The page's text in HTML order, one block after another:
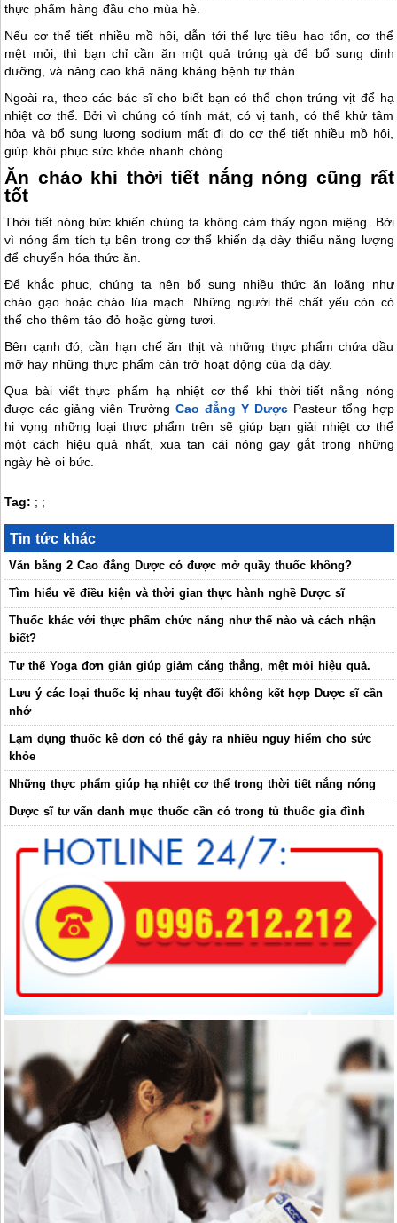
thực phẩm hàng đầu cho mùa hè.
Nếu cơ thể tiết nhiều mồ hôi, dẫn tới thể lực tiêu hao tổn, cơ thể
mệt mỏi, thì bạn chỉ cần ăn một quả trứng gà để bổ sung dinh
dưỡng, và nâng cao khả năng kháng bệnh tự thân.
Ngoài ra, theo các bác sĩ cho biết bạn có thể chọn trứng vịt để hạ
nhiệt cơ thể. Bởi vì chúng có tính mát, có vị tanh, có thể khử tâm
hỏa và bổ sung lượng sodium mất đi do cơ thể tiết nhiều mồ hôi,
giúp khôi phục sức khỏe nhanh chóng.
Ăn cháo khi thời tiết nắng nóng cũng rất
tốt
Thời tiết nóng bức khiến chúng ta không cảm thấy ngon miệng. Bởi
vì nóng ẩm tích tụ bên trong cơ thể khiến dạ dày thiếu năng lượng
để chuyển hóa thức ăn.
Để khắc phục, chúng ta nên bổ sung nhiều thức ăn loãng như
cháo gạo hoặc cháo lúa mạch. Những người thể chất yếu còn có
thể cho thêm táo đỏ hoặc gừng tươi.
Bên cạnh đó, cần hạn chế ăn thịt và những thực phẩm chứa dầu
mỡ hay những thực phẩm cản trở hoạt động của dạ dày.
Qua bài viết thực phẩm hạ nhiệt cơ thể khi thời tiết nắng nóng
được các giảng viên TrườngCao đẳng Y DượcPasteur tổng hợp
hi vọng những loại thực phẩm trên sẽ giúp bạn giải nhiệt cơ thể
một cách hiệu quả nhất, xua tan cái nóng gay gắt trong những
ngày hè oi bức.
Tag: ; ;
Tin tức khác
Văn bằng 2 Cao đẳng Dược có được mở quầy thuốc không?
Tìm hiểu về điều kiện và thời gian thực hành nghề Dược sĩ
Thuốc khác với thực phẩm chức năng như thế nào và cách nhận
biết?
Tư thế Yoga đơn giản giúp giảm căng thẳng, mệt mỏi hiệu quả.
Lưu ý các loại thuốc kị nhau tuyệt đối không kết hợp Dược sĩ cần
nhớ
Lạm dụng thuốc kê đơn có thể gây ra nhiều nguy hiểm cho sức
khỏe
Những thực phẩm giúp hạ nhiệt cơ thể trong thời tiết nắng nóng
Dược sĩ tư vấn danh mục thuốc cần có trong tủ thuốc gia đình